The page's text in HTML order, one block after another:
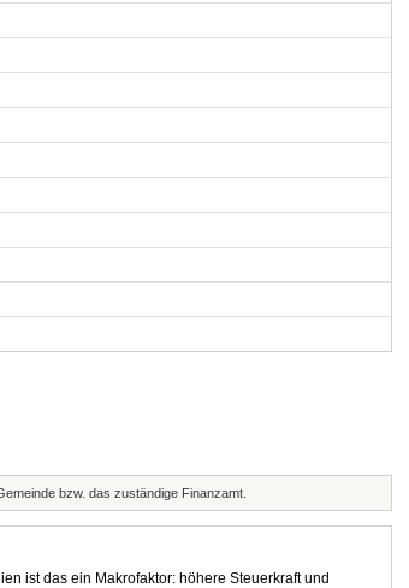
bzw. das zuständige Finanzamt.
ist das ein Makrofaktor: höhere Steuerkraft und